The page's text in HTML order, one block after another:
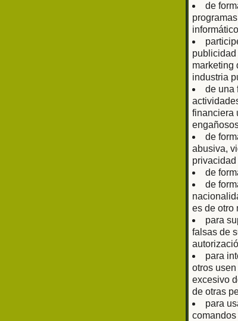
de
marketing
industria
de una
financiera
de
abusiva,
de
de
es de otro
para
falsas de
para
otros
excesivo
de otras
para